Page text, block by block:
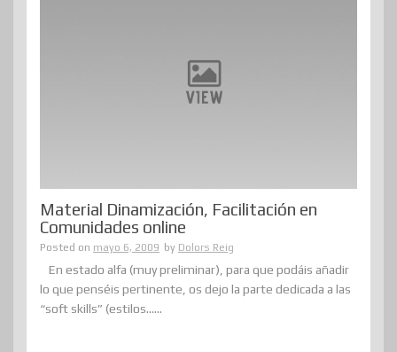
Material Dinamización, Facilitación en
Comunidades online
Posted on mayo 6, 2009 by Dolors Reig
En estado alfa (muy preliminar), para que podáis añadir
lo que penséis pertinente, os dejo la parte dedicada a las
“soft skills” (estilos......